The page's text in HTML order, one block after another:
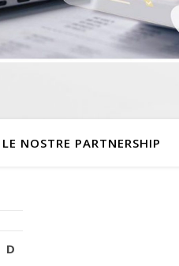
LE NOSTRE PARTNERSHIP
D